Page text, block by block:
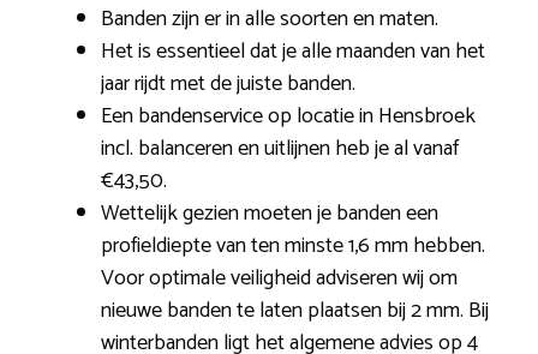
Banden zijn er in alle soorten en maten.
Het is essentieel dat je alle maanden van het
jaar rijdt met de juiste banden.
Een bandenservice op locatie in Hensbroek
incl. balanceren en uitlijnen heb je al vanaf
€43,50.
Wettelijk gezien moeten je banden een
profieldiepte van ten minste 1,6 mm hebben.
Voor optimale veiligheid adviseren wij om
nieuwe banden te laten plaatsen bij 2 mm. Bij
winterbanden ligt het algemene advies op 4